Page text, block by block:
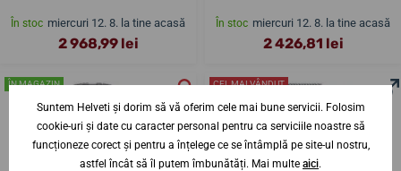
În stoc miercuri 12. 8. la tine acasă
2 968,99 lei
În stoc miercuri 12. 8. la tine acasă
2 426,81 lei
ÎN MAGAZIN
CEL MAI VÂNDUT
Suntem Helveti și dorim să vă oferim cele mai bune servicii. Folosim
cookie-uri și date cu caracter personal pentru ca serviciile noastre să
funcționeze corect și pentru a înțelege ce se întâmplă pe site-ul nostru,
astfel încât să îl putem îmbunătăți. Mai multe aici.